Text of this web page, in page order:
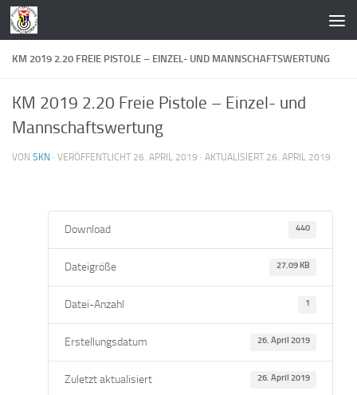
Zum Inhalt springen
KM 2019 2.20 FREIE PISTOLE – EINZEL- UND MANNSCHAFTSWERTUNG
KM 2019 2.20 Freie Pistole – Einzel- und
Mannschaftswertung
VON SKN · VERÖFFENTLICHT 26. APRIL 2019 · AKTUALISIERT 26. APRIL 2019
Download 440
Dateigröße 27.09 KB
Datei-Anzahl 1
Erstellungsdatum 26. April 2019
Zuletzt aktualisiert 26. April 2019